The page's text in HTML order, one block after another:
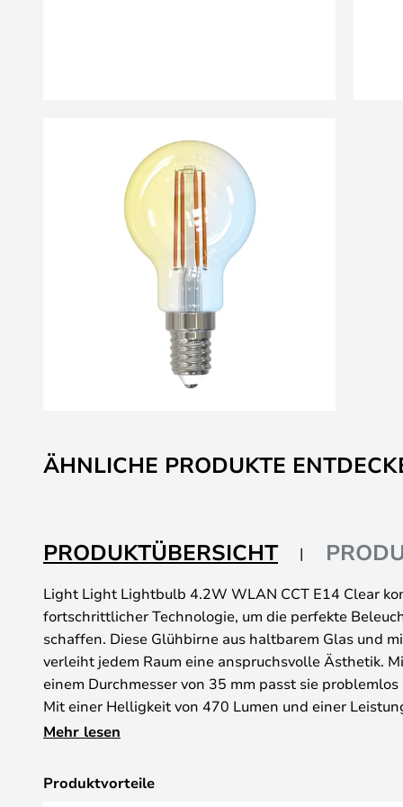
Anfang
der
ÄHNLICHE PRODUKTE
PRODUKTÜBERSICHT
Light Light Lightbulb 4.2W WLAN CCT E14 Clear
fortschrittlicher Technologie, um die perfekte
schaffen. Diese Glühbirne aus haltbarem Glas und
verleiht jedem Raum eine anspruchsvolle Ästhetik.
einem Durchmesser von 35 mm passt sie problemlos
Mit einer Helligkeit von 470 Lumen und einer
diese Glühbirne eine beeindruckende Beleuchtung,
2700K bis 6500K ermöglicht es Ihnen, die perfekte
Mehr lesen
Produktvorteile